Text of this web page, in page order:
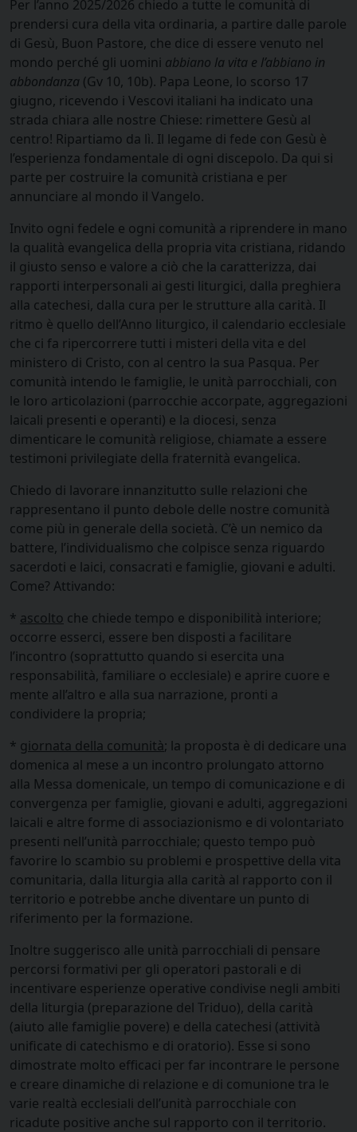
Per l’anno 2025/2026 chiedo a tutte le comunità di
prendersi cura della vita ordinaria, a partire dalle parole
di Gesù, Buon Pastore, che dice di essere venuto nel
mondo perché gli uomini abbiano la vita e l’abbiano in
abbondanza (Gv 10, 10b). Papa Leone, lo scorso 17
giugno, ricevendo i Vescovi italiani ha indicato una
strada chiara alle nostre Chiese: rimettere Gesù al
centro! Ripartiamo da lì. Il legame di fede con Gesù è
l’esperienza fondamentale di ogni discepolo. Da qui si
parte per costruire la comunità cristiana e per
annunciare al mondo il Vangelo.
Invito ogni fedele e ogni comunità a riprendere in mano
la qualità evangelica della propria vita cristiana, ridando
il giusto senso e valore a ciò che la caratterizza, dai
rapporti interpersonali ai gesti liturgici, dalla preghiera
alla catechesi, dalla cura per le strutture alla carità. Il
ritmo è quello dell’Anno liturgico, il calendario ecclesiale
che ci fa ripercorrere tutti i misteri della vita e del
ministero di Cristo, con al centro la sua Pasqua. Per
comunità intendo le famiglie, le unità parrocchiali, con
le loro articolazioni (parrocchie accorpate, aggregazioni
laicali presenti e operanti) e la diocesi, senza
dimenticare le comunità religiose, chiamate a essere
testimoni privilegiate della fraternità evangelica.
Chiedo di lavorare innanzitutto sulle relazioni che
rappresentano il punto debole delle nostre comunità
come più in generale della società. C’è un nemico da
battere, l’individualismo che colpisce senza riguardo
sacerdoti e laici, consacrati e famiglie, giovani e adulti.
Come? Attivando:
* ascolto che chiede tempo e disponibilità interiore;
occorre esserci, essere ben disposti a facilitare
l’incontro (soprattutto quando si esercita una
responsabilità, familiare o ecclesiale) e aprire cuore e
mente all’altro e alla sua narrazione, pronti a
condividere la propria;
* giornata della comunità; la proposta è di dedicare una
domenica al mese a un incontro prolungato attorno
alla Messa domenicale, un tempo di comunicazione e di
convergenza per famiglie, giovani e adulti, aggregazioni
laicali e altre forme di associazionismo e di volontariato
presenti nell’unità parrocchiale; questo tempo può
favorire lo scambio su problemi e prospettive della vita
comunitaria, dalla liturgia alla carità al rapporto con il
territorio e potrebbe anche diventare un punto di
riferimento per la formazione.
Inoltre suggerisco alle unità parrocchiali di pensare
percorsi formativi per gli operatori pastorali e di
incentivare esperienze operative condivise negli ambiti
della liturgia (preparazione del Triduo), della carità
(aiuto alle famiglie povere) e della catechesi (attività
unificate di catechismo e di oratorio). Esse si sono
dimostrate molto efficaci per far incontrare le persone
e creare dinamiche di relazione e di comunione tra le
varie realtà ecclesiali dell’unità parrocchiale con
ricadute positive anche sul rapporto con il territorio.